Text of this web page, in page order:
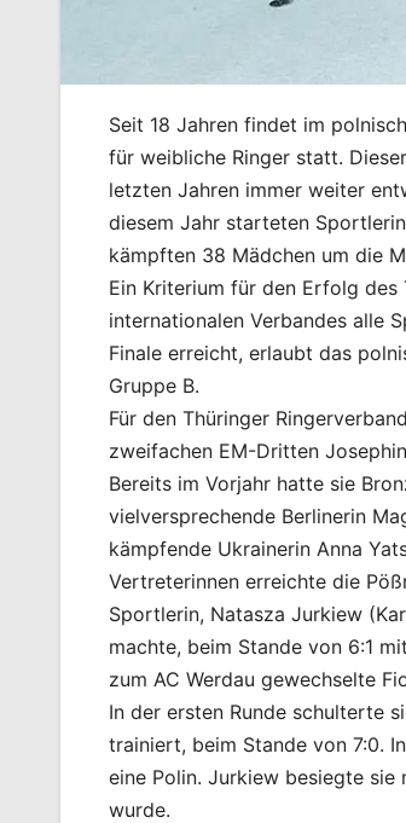
Seit 18 Jahren findet im
für weibliche Ringer statt.
letzten Jahren immer weiter
diesem Jahr starteten
kämpften 38 Mädchen um die
Ein Kriterium für den Erfolg des
internationalen Verbandes alle
Finale erreicht, erlaubt das
Gruppe B.
Für den Thüringer
zweifachen EM-Dritten
Bereits im Vorjahr hatte sie
vielversprechende Berlinerin
kämpfende Ukrainerin Anna
Vertreterinnen erreichte die
Sportlerin, Natasza Jurkiew
machte, beim Stande von 6:1
zum AC Werdau gewechselte
In der ersten Runde schulterte
trainiert, beim Stande von 7:0.
eine Polin. Jurkiew besiegte
wurde.